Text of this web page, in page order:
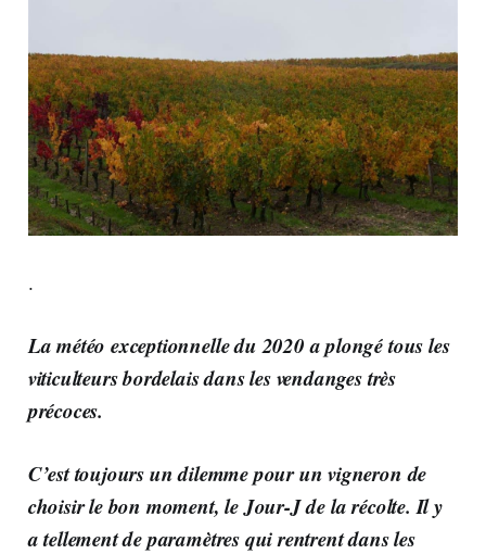
.
La météo exceptionnelle du 2020 a plongé tous les
viticulteurs bordelais dans les vendanges très
précoces.
C’est toujours un dilemme pour un vigneron de
choisir le bon moment, le Jour-J de la récolte. Il y
a tellement de paramètres qui rentrent dans les